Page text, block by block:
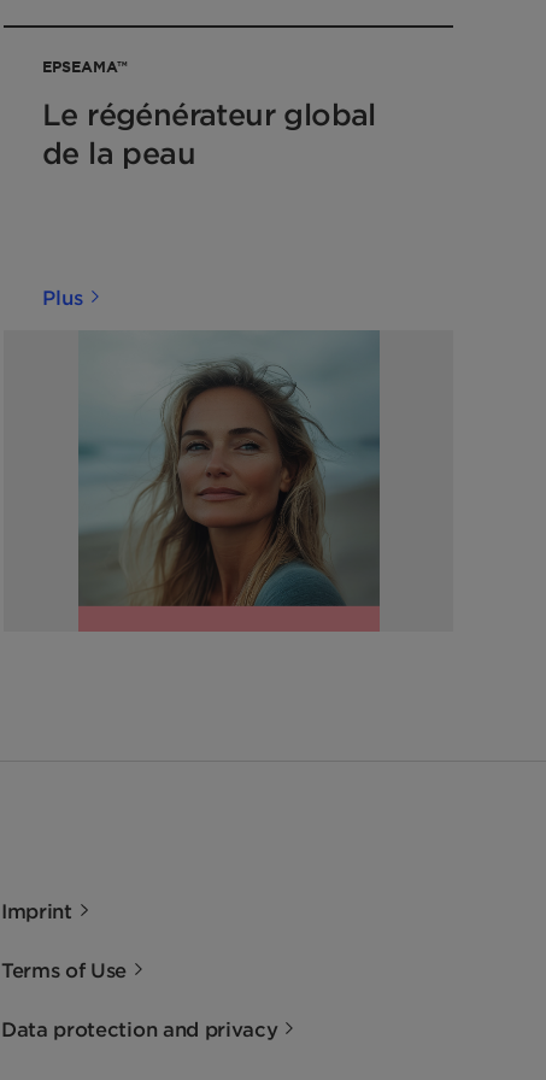
EPSEAMA™
Le régénérateur global
de la peau
Plus
Imprint
Terms of Use
Data protection and privacy